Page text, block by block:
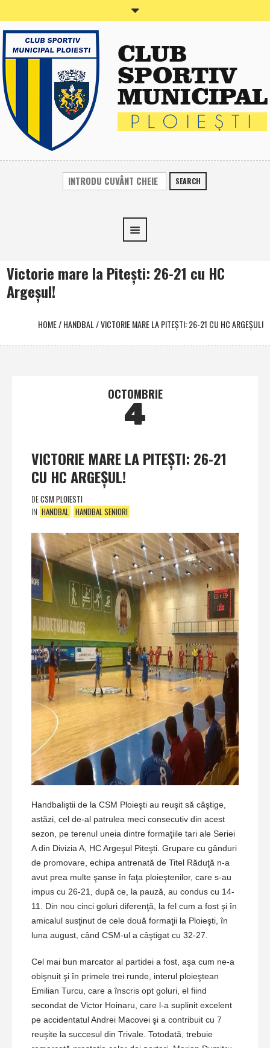
SEARCH
Victorie mare la Piteşti: 26-21 cu HC
Argeşul!
HOME/HANDBAL/VICTORIE MARE LA PITEŞTI: 26-21 CU HC ARGEŞUL!
OCTOMBRIE
4
VICTORIE MARE LA PITEŞTI: 26-21
CU HC ARGEŞUL!
DECSM PLOIESTI
IN HANDBAL HANDBAL SENIORI
Handbaliştii de la CSM Ploieşti au reuşit să câştige,
astăzi, cel de-al patrulea meci consecutiv din acest
sezon, pe terenul uneia dintre formaţiile tari ale Seriei
A din Divizia A, HC Argeşul Piteşti. Grupare cu gânduri
de promovare, echipa antrenată de Titel Răduţă n-a
avut prea multe şanse în faţa ploieştenilor, care s-au
impus cu 26-21, după ce, la pauză, au condus cu 14-
11. Din nou cinci goluri diferenţă, la fel cum a fost şi în
amicalul susţinut de cele două formaţii la Ploieşti, în
luna august, când CSM-ul a câştigat cu 32-27.
Cel mai bun marcator al partidei a fost, aşa cum ne-a
obişnuit şi în primele trei runde, interul ploieştean
Emilian Turcu, care a înscris opt goluri, el fiind
secondat de Victor Hoinaru, care l-a suplinit excelent
pe accidentatul Andrei Macovei şi a contribuit cu 7
reuşite la succesul din Trivale. Totodată, trebuie